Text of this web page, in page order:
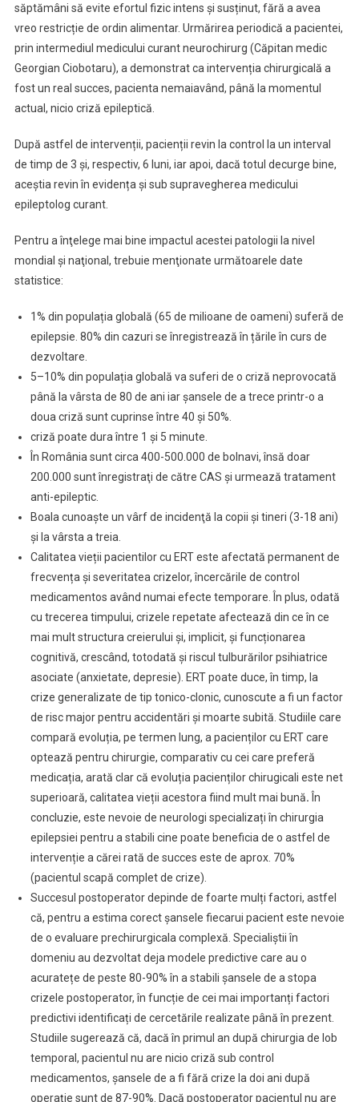
săptămâni să evite efortul fizic intens și susținut, fără a avea
vreo restricție de ordin alimentar. Urmărirea periodică a pacientei,
prin intermediul medicului curant neurochirurg (Căpitan medic
Georgian Ciobotaru), a demonstrat ca intervenția chirurgicală a
fost un real succes, pacienta nemaiavând, până la momentul
actual, nicio criză epileptică.
După astfel de intervenții, pacienții revin la control la un interval
de timp de 3 și, respectiv, 6 luni, iar apoi, dacă totul decurge bine,
aceștia revin în evidența și sub supravegherea medicului
epileptolog curant.
Pentru a înţelege mai bine impactul acestei patologii la nivel
mondial şi naţional, trebuie menţionate următoarele date
statistice:
1% din populația globală (65 de milioane de oameni) suferă de
epilepsie. 80% din cazuri se înregistrează în țările în curs de
dezvoltare.
5–10% din populația globală va suferi de o criză neprovocată
până la vârsta de 80 de ani iar șansele de a trece printr-o a
doua criză sunt cuprinse între 40 și 50%.
criză poate dura între 1 și 5 minute.
În România sunt circa 400-500.000 de bolnavi, însă doar
200.000 sunt înregistraţi de către CAS şi urmează tratament
anti-epileptic.
Boala cunoaşte un vârf de incidenţă la copii şi tineri (3-18 ani)
şi la vârsta a treia.
Calitatea vieții pacientilor cu ERT este afectată permanent de
frecvența și severitatea crizelor, încercările de control
medicamentos având numai efecte temporare. În plus, odată
cu trecerea timpului, crizele repetate afectează din ce în ce
mai mult structura creierului și, implicit, și funcționarea
cognitivă, crescând, totodată și riscul tulburărilor psihiatrice
asociate (anxietate, depresie). ERT poate duce, în timp, la
crize generalizate de tip tonico-clonic, cunoscute a fi un factor
de risc major pentru accidentări și moarte subită. Studiile care
compară evoluția, pe termen lung, a pacienților cu ERT care
optează pentru chirurgie, comparativ cu cei care preferă
medicația, arată clar că evoluția pacienților chirugicali este net
superioară, calitatea vieții acestora fiind mult mai bună. În
concluzie, este nevoie de neurologi specializați în chirurgia
epilepsiei pentru a stabili cine poate beneficia de o astfel de
intervenție a cărei rată de succes este de aprox. 70%
(pacientul scapă complet de crize).
Succesul postoperator depinde de foarte mulți factori, astfel
că, pentru a estima corect șansele fiecarui pacient este nevoie
de o evaluare prechirurgicala complexă. Specialiștii în
domeniu au dezvoltat deja modele predictive care au o
acuratețe de peste 80-90% în a stabili șansele de a stopa
crizele postoperator, în funcție de cei mai importanți factori
predictivi identificați de cercetările realizate până în prezent.
Studiile sugerează că, dacă în primul an după chirurgia de lob
temporal, pacientul nu are nicio criză sub control
medicamentos, șansele de a fi fără crize la doi ani după
operație sunt de 87-90%. Dacă postoperator pacientul nu are